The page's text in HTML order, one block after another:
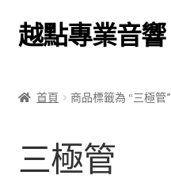
跳
至
覽
跳
至
要
越點專業音響
關於我們
首頁 商品標籤為 “三極管”
三極管